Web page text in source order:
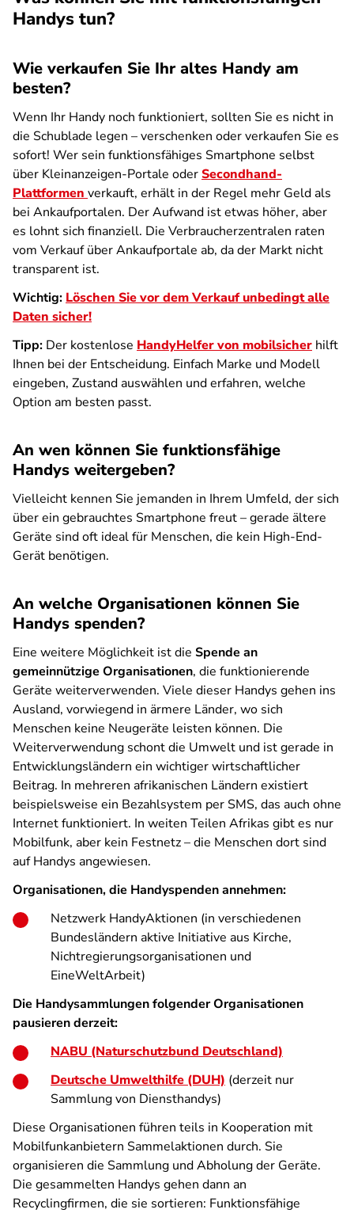
Handys tun?
Wie verkaufen Sie Ihr altes Handy am
besten?
Wenn Ihr Handy noch funktioniert, sollten Sie es nicht in
die Schublade legen – verschenken oder verkaufen Sie es
sofort! Wer sein funktionsfähiges Smartphone selbst
über Kleinanzeigen-Portale oderSecondhand-
Plattformen verkauft, erhält in der Regel mehr Geld als
bei Ankaufportalen. Der Aufwand ist etwas höher, aber
es lohnt sich finanziell. Die Verbraucherzentralen raten
vom Verkauf über Ankaufportale ab, da der Markt nicht
transparent ist.
Wichtig: Löschen Sie vor dem Verkauf unbedingt alle
Daten sicher!
Tipp: Der kostenlose HandyHelfer von mobilsicher hilft
Ihnen bei der Entscheidung. Einfach Marke und Modell
eingeben, Zustand auswählen und erfahren, welche
Option am besten passt.
An wen können Sie funktionsfähige
Handys weitergeben?
Vielleicht kennen Sie jemanden in Ihrem Umfeld, der sich
über ein gebrauchtes Smartphone freut – gerade ältere
Geräte sind oft ideal für Menschen, die kein High-End-
Gerät benötigen.
An welche Organisationen können Sie
Handys spenden?
Eine weitere Möglichkeit ist die Spende an
gemeinnützige Organisationen, die funktionierende
Geräte weiterverwenden. Viele dieser Handys gehen ins
Ausland, vorwiegend in ärmere Länder, wo sich
Menschen keine Neugeräte leisten können. Die
Weiterverwendung schont die Umwelt und ist gerade in
Entwicklungsländern ein wichtiger wirtschaftlicher
Beitrag. In mehreren afrikanischen Ländern existiert
beispielsweise ein Bezahlsystem per SMS, das auch ohne
Internet funktioniert. In weiten Teilen Afrikas gibt es nur
Mobilfunk, aber kein Festnetz – die Menschen dort sind
auf Handys angewiesen.
Organisationen, die Handyspenden annehmen:
Netzwerk HandyAktionen (in verschiedenen
Bundesländern aktive Initiative aus Kirche,
Nichtregierungsorganisationen und
EineWeltArbeit)
Die Handysammlungen folgender Organisationen
pausieren derzeit:
NABU (Naturschutzbund Deutschland)
Deutsche Umwelthilfe (DUH) (derzeit nur
Sammlung von Diensthandys)
Diese Organisationen führen teils in Kooperation mit
Mobilfunkanbietern Sammelaktionen durch. Sie
organisieren die Sammlung und Abholung der Geräte.
Die gesammelten Handys gehen dann an
Recyclingfirmen, die sie sortieren: Funktionsfähige